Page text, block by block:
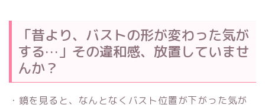
「昔より、バストの形が変わった気が
する…」その違和感、放置していませ
んか？
・鏡を見ると、なんとなくバスト位置が下がった気が